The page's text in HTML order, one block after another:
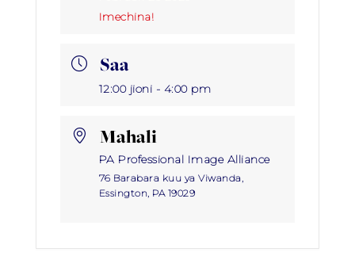
Imechina!
Saa
12:00 jioni - 4:00 pm
Mahali
PA Professional Image Alliance
76 Barabara kuu ya Viwanda,
Essington, PA 19029